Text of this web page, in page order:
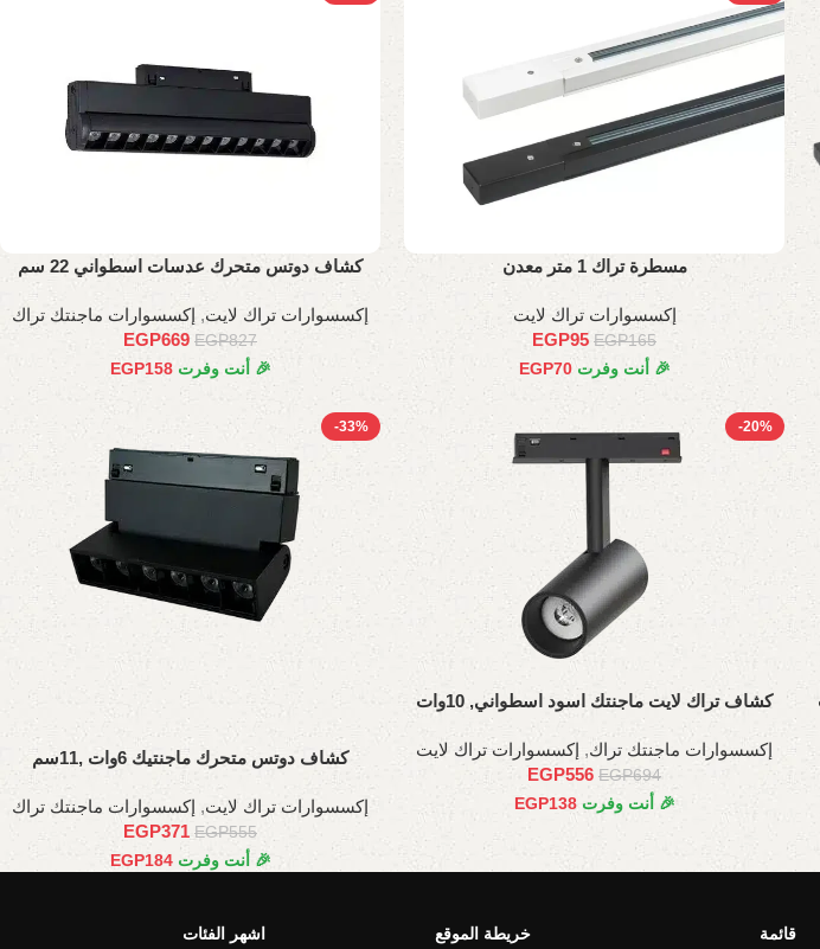
مسطرة تراك 1 متر معدن
إكسسوارات تراك لايت
EGP165
EGP95
🎉 أنت وفرت EGP70
كشاف دوتس متحرك عدسات اسطواني 22 سم
إكسسوارات تراك لايت, إكسسوارات ماجنتك تراك
EGP827
EGP669
🎉 أنت وفرت EGP158
-20%
كشاف تراك لايت ماجنتك اسود اسطواني, 10وات
إكسسوارات ماجنتك تراك, إكسسوارات تراك لايت
EGP694
EGP556
🎉 أنت وفرت EGP138
-33%
كشاف دوتس متحرك ماجنتيك 6وات ,11سم
إكسسوارات تراك لايت, إكسسوارات ماجنتك تراك
EGP555
EGP371
🎉 أنت وفرت EGP184
قائمة خريطة الموقع اشهر الفئات